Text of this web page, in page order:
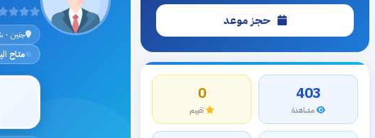
حجز موعد
403
مشاهدة
0
تقييم
جنين -
متاح اليوم ·